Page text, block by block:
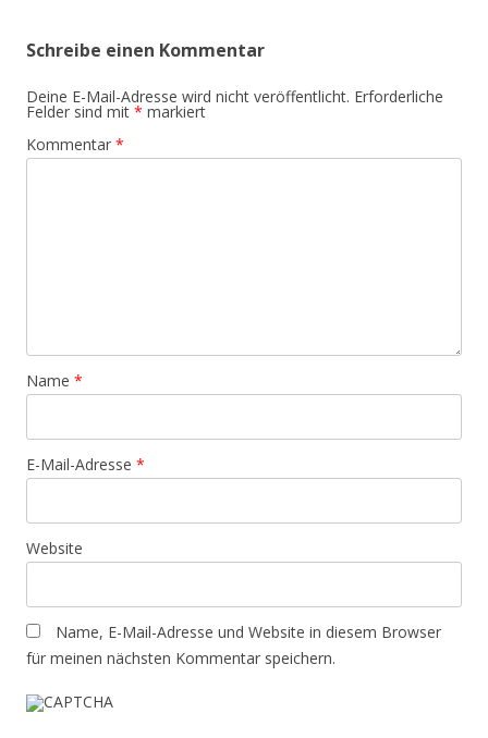
Schreibe einen Kommentar
Deine E-Mail-Adresse wird nicht veröffentlicht. Erforderliche
Felder sind mit * markiert
Kommentar *
Name *
E-Mail-Adresse *
Website
Name, E-Mail-Adresse und Website in diesem Browser
für meinen nächsten Kommentar speichern.